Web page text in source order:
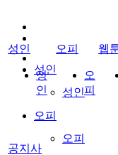
성인
성인
오피
오피
성인
성
인
오피
오
피
웹
공지사